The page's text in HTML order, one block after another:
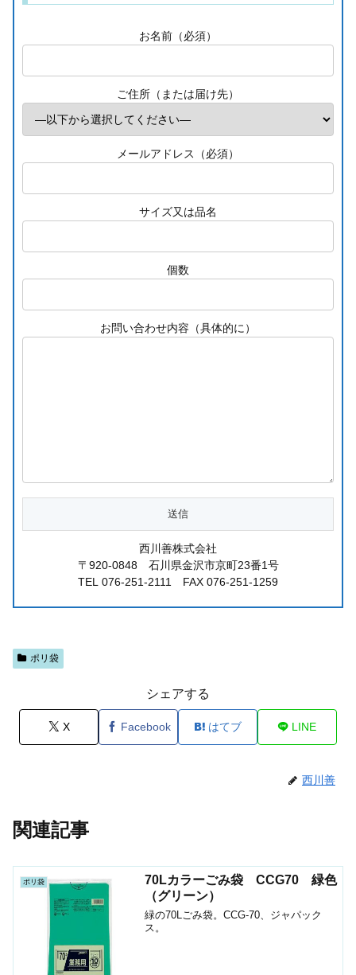
お名前（必須）
ご住所（または届け先）
メールアドレス（必須）
サイズ又は品名
個数
お問い合わせ内容（具体的に）
西川善株式会社
〒920-0848 石川県金沢市京町23番1号
TEL 076-251-2111 FAX 076-251-1259
ポリ袋
シェアする
X Facebook はてブ LINE
西川善
関連記事
ポリ袋
70Lカラーごみ袋 CCG70 緑色
（グリーン）
緑の70Lごみ袋。CCG-70、ジャパック
ス。